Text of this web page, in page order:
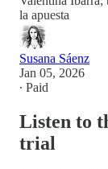
la apuesta
Susana Sáenz
Jan 05, 2026
∙ Paid
Listen to
trial